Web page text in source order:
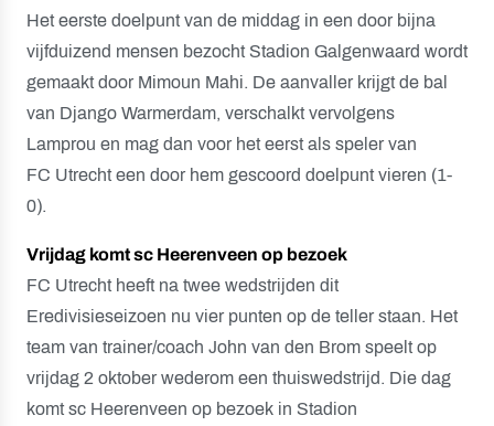
Het eerste doelpunt van de middag in een door bijna
vijfduizend mensen bezocht Stadion Galgenwaard wordt
gemaakt door Mimoun Mahi. De aanvaller krijgt de bal
van Django Warmerdam, verschalkt vervolgens
Lamprou en mag dan voor het eerst als speler van
FC Utrecht een door hem gescoord doelpunt vieren (1-
0).
Vrijdag komt sc Heerenveen op bezoek
FC Utrecht heeft na twee wedstrijden dit
Eredivisieseizoen nu vier punten op de teller staan. Het
team van trainer/coach John van den Brom speelt op
vrijdag 2 oktober wederom een thuiswedstrijd. Die dag
komt sc Heerenveen op bezoek in Stadion